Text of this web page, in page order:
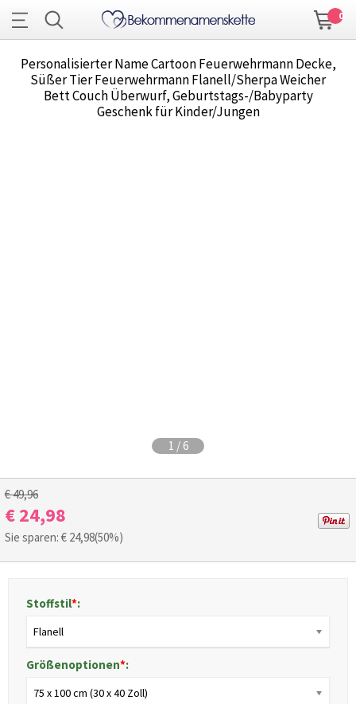
0
Personalisierter Name Cartoon Feuerwehrmann Decke,
Süßer Tier Feuerwehrmann Flanell/Sherpa Weicher
Bett Couch Überwurf, Geburtstags-/Babyparty
Geschenk für Kinder/Jungen
1 / 6
€ 49,96
€ 24,98
Sie sparen: € 24,98(50%)
Stoffstil*:
Flanell
Größenoptionen*:
75 x 100 cm (30 x 40 Zoll)